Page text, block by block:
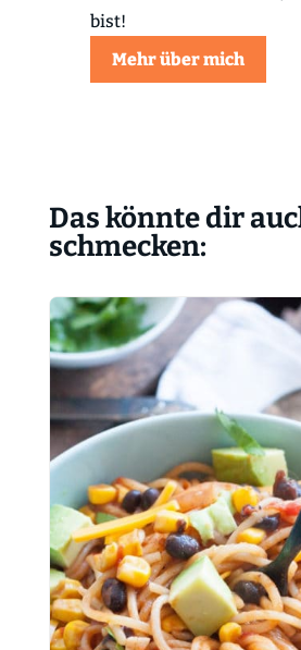
bist!
Mehr über mich
Das könnte dir
schmecken: